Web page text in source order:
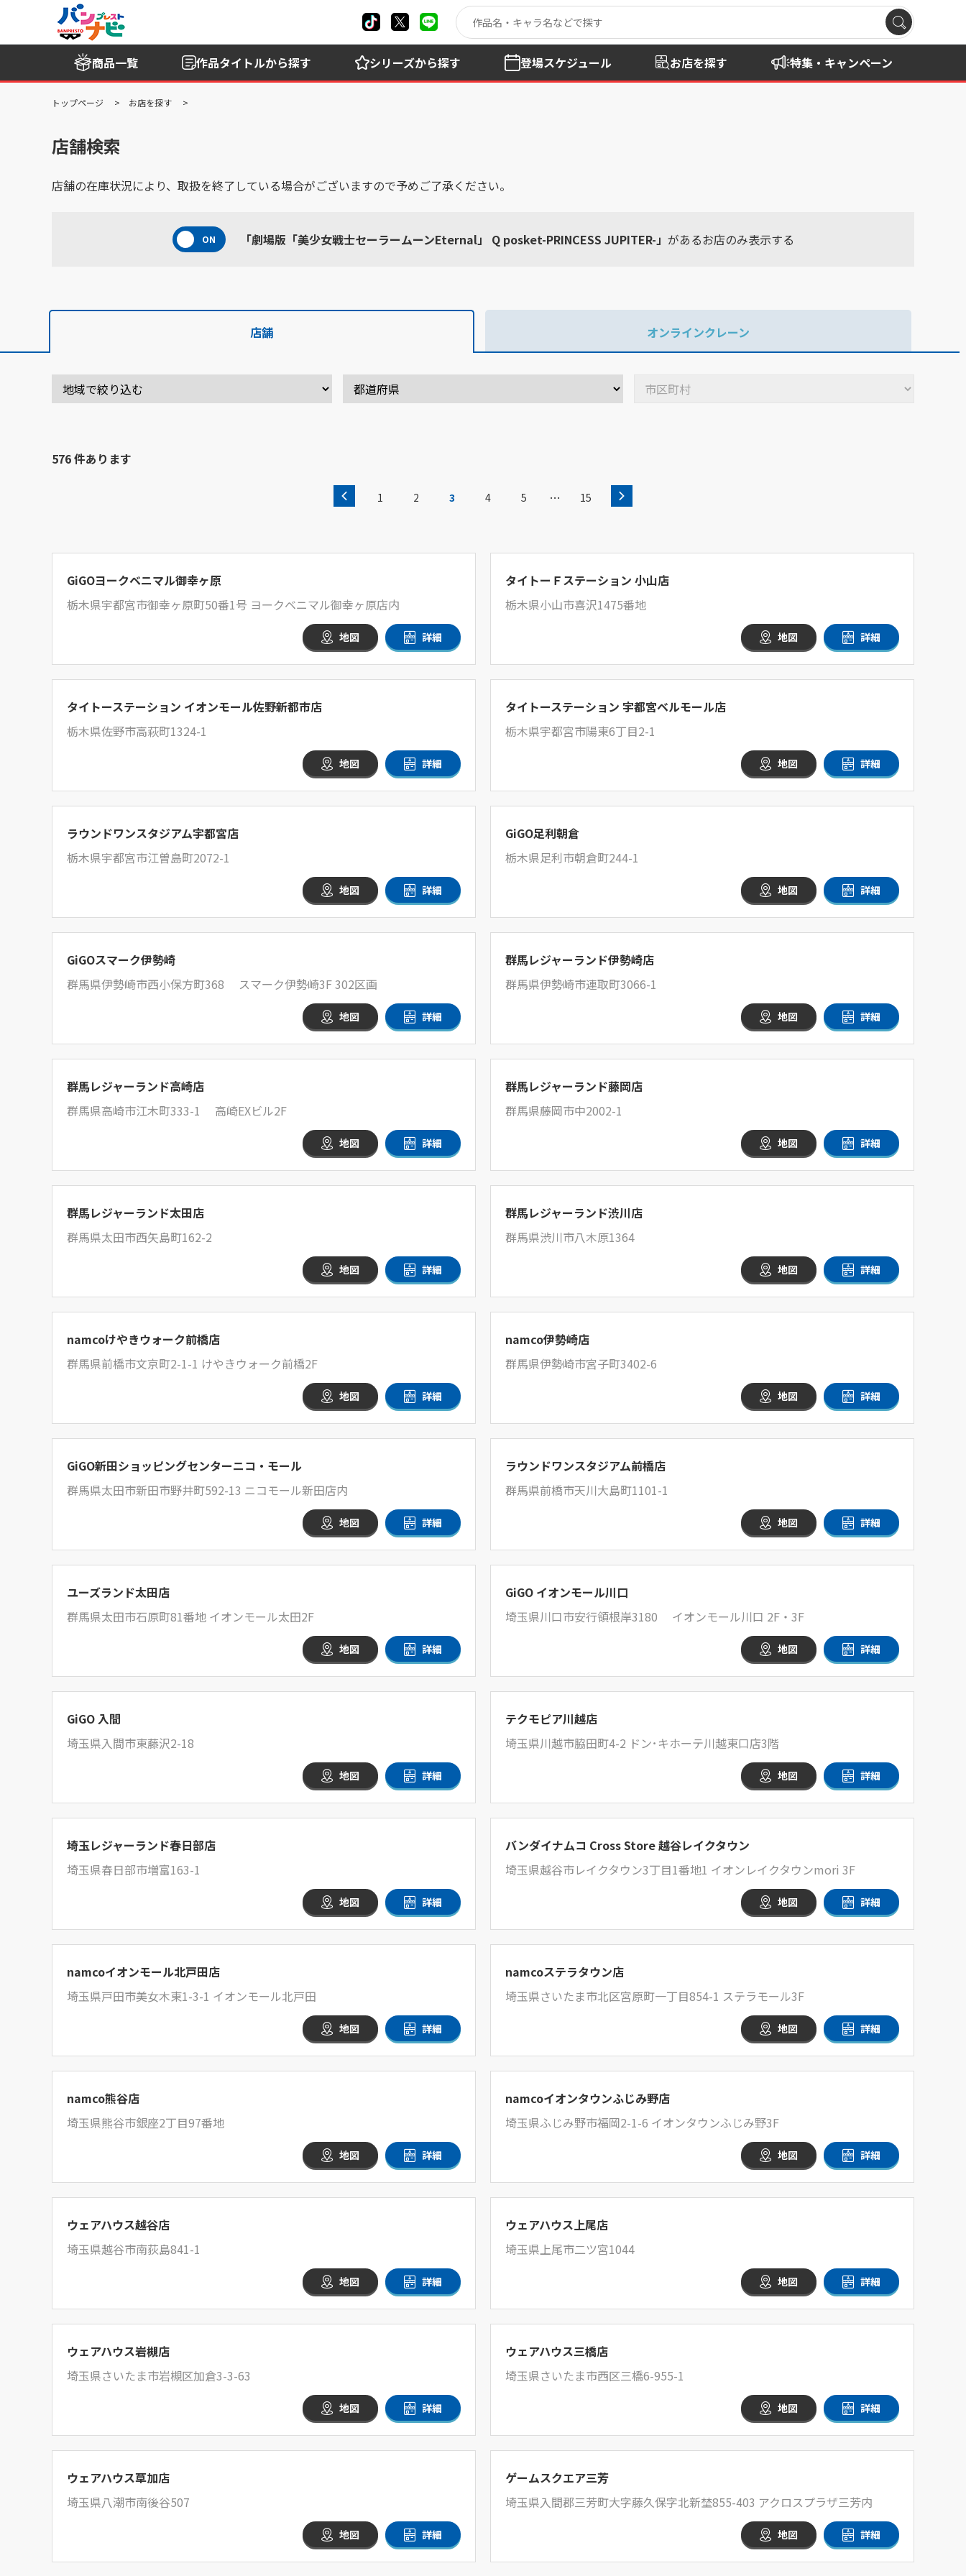
商品一覧 作品タイトルから探す シリーズから探す 登場スケジュール お店を探す 特集・キャンペーン
トップページ お店を探す
店舗検索
店舗の在庫状況により、取扱を終了している場合がございますので予めご了承ください。
「劇場版「美少女戦士セーラームーンEternal」 Q posket-PRINCESS JUPITER-」 があるお店のみ表示する
店舗 オンラインクレーン
576 件あります
1 2 3 4 5 … 15
GiGOヨークベニマル御幸ヶ原
栃木県宇都宮市御幸ヶ原町50番1号 ヨークベニマル御幸ヶ原店内
地図 詳細
タイトーＦステーション 小山店
栃木県小山市喜沢1475番地
地図 詳細
タイトーステーション イオンモール佐野新都市店
栃木県佐野市高萩町1324-1
地図 詳細
タイトーステーション 宇都宮ベルモール店
栃木県宇都宮市陽東6丁目2-1
地図 詳細
ラウンドワンスタジアム宇都宮店
栃木県宇都宮市江曽島町2072-1
地図 詳細
GiGO足利朝倉
栃木県足利市朝倉町244-1
地図 詳細
GiGOスマーク伊勢崎
群馬県伊勢崎市西小保方町368 スマーク伊勢崎3F 302区画
地図 詳細
群馬レジャーランド伊勢崎店
群馬県伊勢崎市連取町3066-1
地図 詳細
群馬レジャーランド高崎店
群馬県高崎市江木町333-1 高崎EXビル2F
地図 詳細
群馬レジャーランド藤岡店
群馬県藤岡市中2002-1
地図 詳細
群馬レジャーランド太田店
群馬県太田市西矢島町162-2
地図 詳細
群馬レジャーランド渋川店
群馬県渋川市八木原1364
地図 詳細
namcoけやきウォーク前橋店
群馬県前橋市文京町2-1-1 けやきウォーク前橋2F
地図 詳細
namco伊勢崎店
群馬県伊勢崎市宮子町3402-6
地図 詳細
GiGO新田ショッピングセンターニコ・モール
群馬県太田市新田市野井町592-13 ニコモール新田店内
地図 詳細
ラウンドワンスタジアム前橋店
群馬県前橋市天川大島町1101-1
地図 詳細
ユーズランド太田店
群馬県太田市石原町81番地 イオンモール太田2F
地図 詳細
GiGO イオンモール川口
埼玉県川口市安行領根岸3180 イオンモール川口 2F・3F
地図 詳細
GiGO 入間
埼玉県入間市東藤沢2-18
地図 詳細
テクモピア川越店
埼玉県川越市脇田町4-2 ドン･キホーテ川越東口店3階
地図 詳細
埼玉レジャーランド春日部店
埼玉県春日部市増富163-1
地図 詳細
バンダイナムコ Cross Store 越谷レイクタウン
埼玉県越谷市レイクタウン3丁目1番地1 イオンレイクタウンmori 3F
地図 詳細
namcoイオンモール北戸田店
埼玉県戸田市美女木東1-3-1 イオンモール北戸田
地図 詳細
namcoステラタウン店
埼玉県さいたま市北区宮原町一丁目854-1 ステラモール3F
地図 詳細
namco熊谷店
埼玉県熊谷市銀座2丁目97番地
地図 詳細
namcoイオンタウンふじみ野店
埼玉県ふじみ野市福岡2-1-6 イオンタウンふじみ野3F
地図 詳細
ウェアハウス越谷店
埼玉県越谷市南荻島841-1
地図 詳細
ウェアハウス上尾店
埼玉県上尾市二ツ宮1044
地図 詳細
ウェアハウス岩槻店
埼玉県さいたま市岩槻区加倉3-3-63
地図 詳細
ウェアハウス三橋店
埼玉県さいたま市西区三橋6-955-1
地図 詳細
ウェアハウス草加店
埼玉県八潮市南後谷507
地図 詳細
ゲームスクエア三芳
埼玉県入間郡三芳町大字藤久保字北新埜855-403 アクロスプラザ三芳内
地図 詳細